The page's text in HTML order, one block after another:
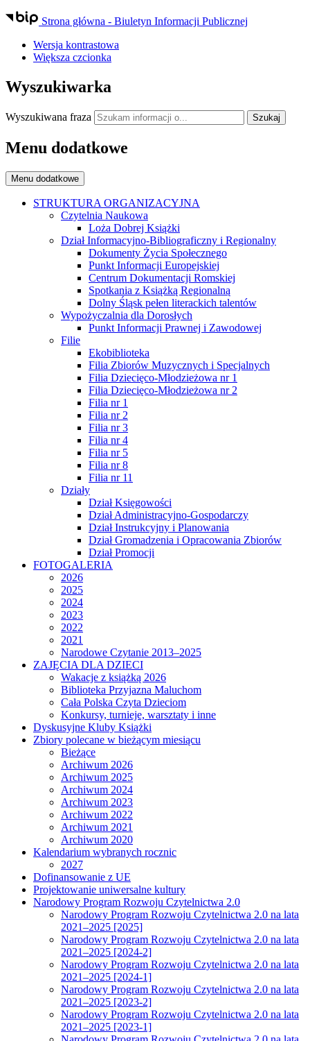
Strona główna - Biuletyn Informacji Publicznej
Wersja kontrastowa
Większa czcionka
Wyszukiwarka
Wyszukiwana fraza Szukaj
Menu dodatkowe
Menu dodatkowe
STRUKTURA ORGANIZACYJNA
Czytelnia Naukowa
Loża Dobrej Książki
Dział Informacyjno-Bibliograficzny i Regionalny
Dokumenty Życia Społecznego
Punkt Informacji Europejskiej
Centrum Dokumentacji Romskiej
Spotkania z Książką Regionalną
Dolny Śląsk pełen literackich talentów
Wypożyczalnia dla Dorosłych
Punkt Informacji Prawnej i Zawodowej
Filie
Ekobiblioteka
Filia Zbiorów Muzycznych i Specjalnych
Filia Dziecięco-Młodzieżowa nr 1
Filia Dziecięco-Młodzieżowa nr 2
Filia nr 1
Filia nr 2
Filia nr 3
Filia nr 4
Filia nr 5
Filia nr 8
Filia nr 11
Działy
Dział Księgowości
Dział Administracyjno-Gospodarczy
Dział Instrukcyjny i Planowania
Dział Gromadzenia i Opracowania Zbiorów
Dział Promocji
FOTOGALERIA
2026
2025
2024
2023
2022
2021
Narodowe Czytanie 2013–2025
ZAJĘCIA DLA DZIECI
Wakacje z książką 2026
Biblioteka Przyjazna Maluchom
Cała Polska Czyta Dzieciom
Konkursy, turnieje, warsztaty i inne
Dyskusyjne Kluby Książki
Zbiory polecane w bieżącym miesiącu
Bieżące
Archiwum 2026
Archiwum 2025
Archiwum 2024
Archiwum 2023
Archiwum 2022
Archiwum 2021
Archiwum 2020
Kalendarium wybranych rocznic
2027
Dofinansowanie z UE
Projektowanie uniwersalne kultury
Narodowy Program Rozwoju Czytelnictwa 2.0
Narodowy Program Rozwoju Czytelnictwa 2.0 na lata
2021–2025 [2025]
Narodowy Program Rozwoju Czytelnictwa 2.0 na lata
2021–2025 [2024-2]
Narodowy Program Rozwoju Czytelnictwa 2.0 na lata
2021–2025 [2024-1]
Narodowy Program Rozwoju Czytelnictwa 2.0 na lata
2021–2025 [2023-2]
Narodowy Program Rozwoju Czytelnictwa 2.0 na lata
2021–2025 [2023-1]